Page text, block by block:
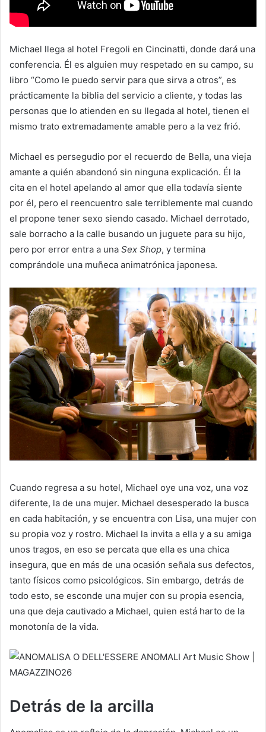
Michael llega al hotel Fregoli en Cincinatti, donde dará una
conferencia. Él es alguien muy respetado en su campo, su
libro “Como le puedo servir para que sirva a otros”, es
prácticamente la biblia del servicio a cliente, y todas las
personas que lo atienden en su llegada al hotel, tienen el
mismo trato extremadamente amable pero a la vez frió.
Michael es persegudio por el recuerdo de Bella, una vieja
amante a quién abandonó sin ninguna explicación. Él la
cita en el hotel apelando al amor que ella todavía siente
por él, pero el reencuentro sale terriblemente mal cuando
el propone tener sexo siendo casado. Michael derrotado,
sale borracho a la calle busando un juguete para su hijo,
pero por error entra a una Sex Shop, y termina
comprándole una muñeca animatrónica japonesa.
Cuando regresa a su hotel, Michael oye una voz, una voz
diferente, la de una mujer. Michael desesperado la busca
en cada habitación, y se encuentra con Lisa, una mujer con
su propia voz y rostro. Michael la invita a ella y a su amiga
unos tragos, en eso se percata que ella es una chica
insegura, que en más de una ocasión señala sus defectos,
tanto físicos como psicológicos. Sin embargo, detrás de
todo esto, se esconde una mujer con su propia esencia,
una que deja cautivado a Michael, quien está harto de la
monotonía de la vida.
Detrás de la arcilla